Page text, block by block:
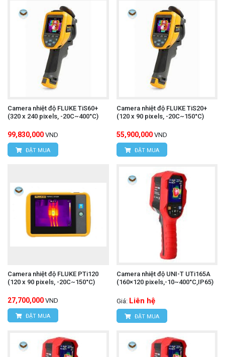
Camera nhiệt độ FLUKE TiS60+
(320 x 240 pixels, -20C~400°C)
99,830,000 VND
ĐẶT MUA
Camera nhiệt độ FLUKE TiS20+
(120 x 90 pixels, -20C~150°C)
55,900,000 VND
ĐẶT MUA
Camera nhiệt độ FLUKE PTi120
(120 x 90 pixels, -20C~150°C)
27,700,000 VND
ĐẶT MUA
Camera nhiệt độ UNI-T UTi165A
(160×120 pixels,-10~400°C,IP65)
Giá: Liên hệ
ĐẶT MUA